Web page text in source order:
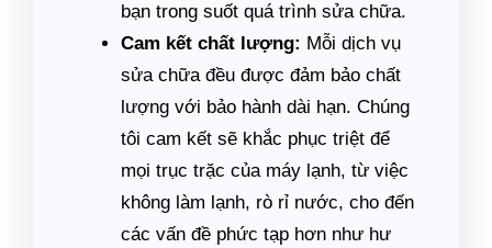
bạn trong suốt quá trình sửa chữa.
Cam kết chất lượng: Mỗi dịch vụ
sửa chữa đều được đảm bảo chất
lượng với bảo hành dài hạn. Chúng
tôi cam kết sẽ khắc phục triệt để
mọi trục trặc của máy lạnh, từ việc
không làm lạnh, rò rỉ nước, cho đến
các vấn đề phức tạp hơn như hư